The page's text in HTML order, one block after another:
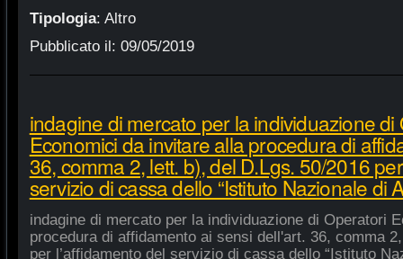
Tipologia: Altro
Pubblicato il: 09/05/2019
indagine di mercato per la individuazione di
Economici da invitare alla procedura di
36, comma 2, lett. b), del D.Lgs. 50/2016
servizio di cassa dello “Istituto Nazionale di
indagine di mercato per la individuazione di Operatori
procedura di affidamento ai sensi dell'art. 36, comma
per l’affidamento del servizio di cassa dello “Istituto